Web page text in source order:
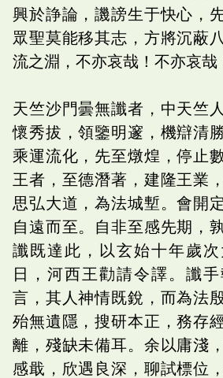
興於諍論，譏謗生于快心，
眾聖莫能移其志，方將沉蔽
流之淵，不亦哀哉！不亦哀哉
天竺沙門曇無讖者，中天竺
懷秀拔，領鑒明邃，機辯清
乘運流化，先至燉煌，停止
王者，至德潛著，建隆王業
思弘大道，為法城塹。會開
自遠而至。自非至感先期，
讖既達此，以玄始十年歲
日，河西王勸請令譯。讖
言，其人神情既銳，而為法
殆無遺隱，搜研本正，務存
離，殘缺未備耳。余以庸淺
感戢，欣遇良深，聊試標位